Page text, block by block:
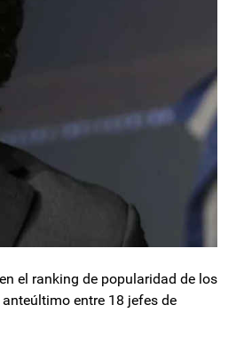
el ranking de popularidad de los
entre 18 jefes de